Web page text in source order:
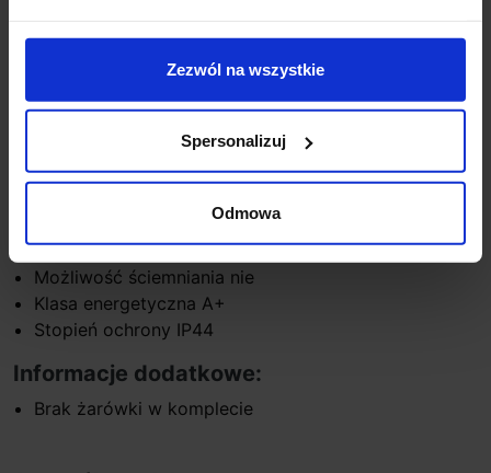
Zezwól na wszystkie
Spersonalizuj
Odmowa
Materiał metal
Kolor biały/chrom
Średnica 25cm
Moc jednego punktu 10W
Ilość źródeł światła 3
Możliwość ściemniania nie
Klasa energetyczna A+
Stopień ochrony IP44
Informacje dodatkowe:
Brak żarówki w komplecie